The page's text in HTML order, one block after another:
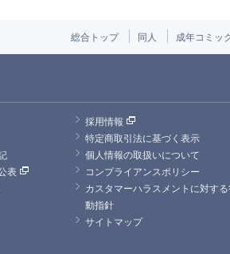
総合トップ 同人 成年コミッ
採用情報
特定商取引法に基づく表示
個人情報の取扱いについて
表
コンプライアンスポリシー
カスタマーハラスメントに対す
動指針
サイトマップ